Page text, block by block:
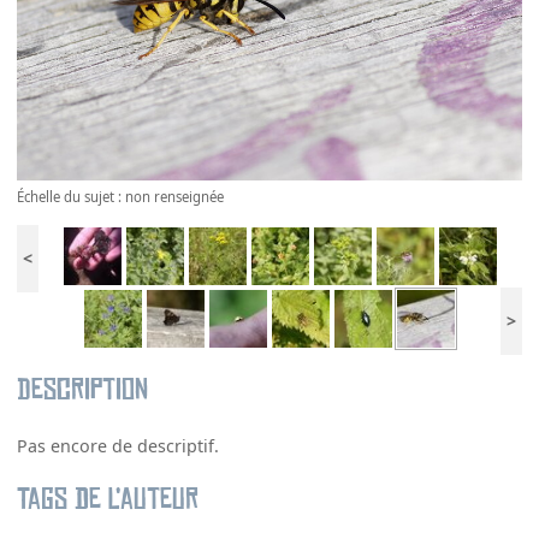
Échelle du sujet : non renseignée
<
>
Description
Pas encore de descriptif.
Tags de l’auteur